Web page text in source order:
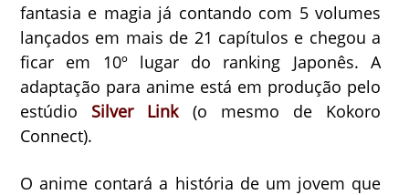
fantasia e magia já contando com 5 volumes
lançados em mais de 21 capítulos e chegou a
ficar em 10º lugar do ranking Japonês. A
adaptação para anime está em produção pelo
estúdio Silver Link(o mesmo de Kokoro
Connect).
O anime contará a história de um jovem que